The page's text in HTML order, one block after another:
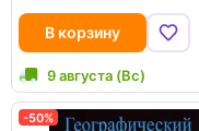
В корзину
9 августа (Вс)
-50%